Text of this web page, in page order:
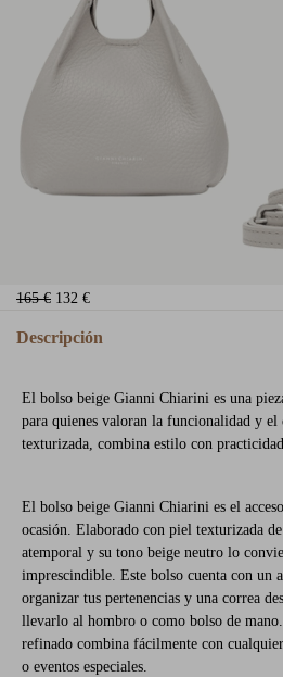
165 € 132 €
Descripción
El bolso beige Gianni Chiarini es una
para quienes valoran la funcionalidad y
texturizada, combina estilo con
El bolso beige Gianni Chiarini es el
ocasión. Elaborado con piel texturizada
atemporal y su tono beige neutro lo
imprescindible. Este bolso cuenta con un
organizar tus pertenencias y una correa
llevarlo al hombro o como bolso de
refinado combina fácilmente con
o eventos especiales.